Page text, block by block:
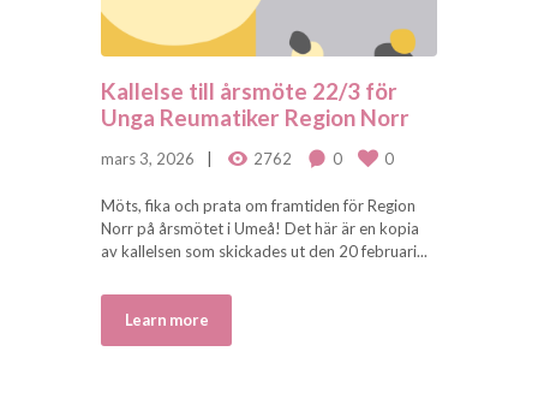
Kallelse till årsmöte 22/3 för
Unga Reumatiker Region Norr
mars 3, 2026 2762 0 0
Möts, fika och prata om framtiden för Region
Norr på årsmötet i Umeå! Det här är en kopia
av kallelsen som skickades ut den 20 februari...
Learn more